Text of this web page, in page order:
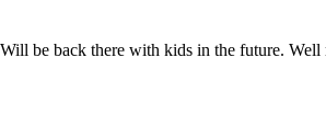
be back there with kids in the future. Well